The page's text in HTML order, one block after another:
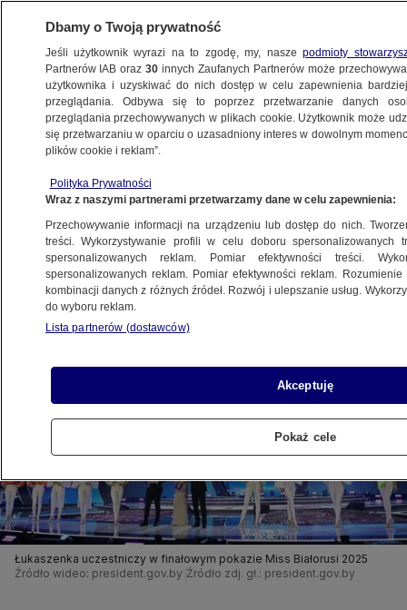
ŚWIAT
Tak wybierali miss Białorusi
13.09.2025, 12:52
Posłuchaj artykułu
Czyta lektor AI
Łukaszenka uczestniczy w finałowym pokazie Miss Białorusi 2025
Źródło wideo: president.gov.by Źródło zdj. gł.: president.gov.by
Dbamy o Twoją prywatność
Jeśli użytkownik wyrazi na to zgodę, my, naszepodmioty
Partnerów IAB oraz30 innych Zaufanych Partnerów może
użytkownika i uzyskiwać do nich dostęp w celu zapewnienia
przeglądania. Odbywa się to poprzez przetwarzanie danych
przeglądania przechowywanych w plikach cookie. Użytkownik może
się przetwarzaniu w oparciu o uzasadniony interes w dowolnym
plików cookie i reklam”.
Polityka Prywatności
Wraz z naszymi partnerami przetwarzamy dane w celu zapewnienia:
Przechowywanie informacji na urządzeniu lub dostęp do nich.
treści. Wykorzystywanie profili w celu doboru spersonalizowanych
spersonalizowanych reklam. Pomiar efektywności treści.
spersonalizowanych reklam. Pomiar efektywności reklam.
kombinacji danych z różnych źródeł. Rozwój i ulepszanie usług.
do wyboru reklam.
Lista partnerów (dostawców)
Akceptuję
Pokaż cele